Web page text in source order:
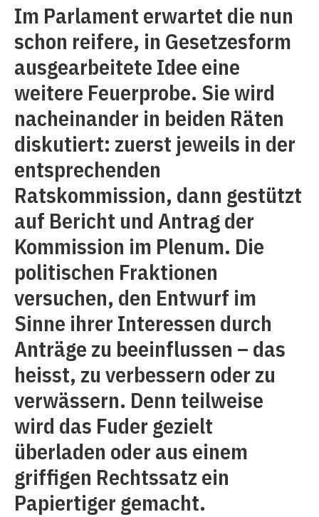
Im Parlament erwartet die nun
schon reifere, in Gesetzesform
ausgearbeitete Idee eine
weitere Feuerprobe. Sie wird
nacheinander in beiden Räten
diskutiert: zuerst jeweils in der
entsprechenden
Ratskommission, dann gestützt
auf Bericht und Antrag der
Kommission im Plenum. Die
politischen Fraktionen
versuchen, den Entwurf im
Sinne ihrer Interessen durch
Anträge zu beeinflussen – das
heisst, zu verbessern oder zu
verwässern. Denn teilweise
wird das Fuder gezielt
überladen oder aus einem
griffigen Rechtssatz ein
Papiertiger gemacht.